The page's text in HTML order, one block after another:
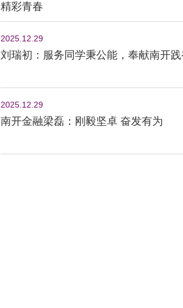
精彩青春
2025.12.29
刘瑞初：服务同学秉公能，奉献南开
2025.12.29
南开金融梁磊：刚毅坚卓 奋发有为